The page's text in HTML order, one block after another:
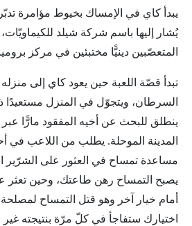
يبدأ كاي في الإمساك بخيوط مؤامرة
يُشار إليها باسم شركة شيلد
المتعصّبين دينيًّا مختبئين في مركز
تبدأ قصّة اللعبة حين يعود كاي إلى
السرطان، ويتجوّل في المنزل مستعيدًا
ينطلق للبحث عن أخيه المفقود مارًّا
المدينة الموحلة. يطلب من اللاعب في
مساعدة تمساح في العثور على الشرّير
يصبح التمساح رهن طاعتك، وحين تعثر
أمام خيار آخر وهو قتل التمساح
اختيارك ستفاجأ في كلّ مرّة بنتيجته